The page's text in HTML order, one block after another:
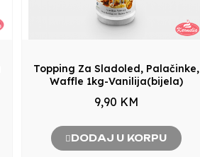
Topping Za Sladoled, Palačinke,
Waffle 1kg-Vanilija(bijela)
9,90 KM
DODAJ U KORPU